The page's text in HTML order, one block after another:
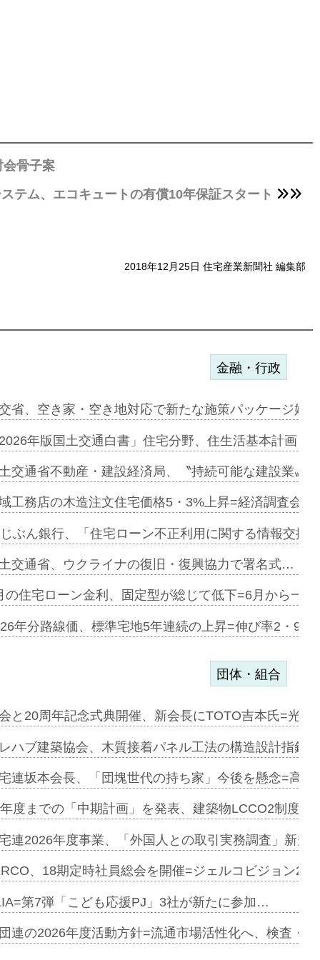
会骨子案
テム、エコキュートの有償10年保証スタート
2018年12月25日 住宅産業新聞社 編集部
サー契約…
起用…
ミーレキ…
も城南エ…
合型の賃…
ンカフェ…
協業=お互…
コリビング…
金融・行政
省、空き家・空き地対応で新たな施策パッケージ始
年版国土交通白書」住宅分野、住生活基本計画を
交通省不動産・建設経済局、〝持続可能な建設業〟
工務店の木造注文住宅価格5・3%上昇=経済調査会
ぶん銀行、「住宅ローン不正利用に関する情報交換
交通省、ウクライナの復旧・復興協力で署名式…
の住宅ローン金利、固定型が総じて低下=6月から一
年分路線価、標準宅地5年連続の上昇=伸び率2・
を提案=P…
ンビ…
加=リンナ…
見込む=…
開始=三協…
団体・組合
と20周年記念式典開催、新会長にTOTO吉本氏=光
ハブ建築協会、木質接着パネル工法の構造設計指針
連坂本会長、「団塊世代の持ち家」今後を懸念=高
度までの「中期計画」を発表、建築物LCCO2制度
連2026年度事業、「外国人との取引実務調査」新規
、18期定時社員総会を開催=ジェルコビジョン
第7弾「こども応援PJ」3社が新たに参加…
連の2026年度活動方針=流通市場活性化へ、検査・